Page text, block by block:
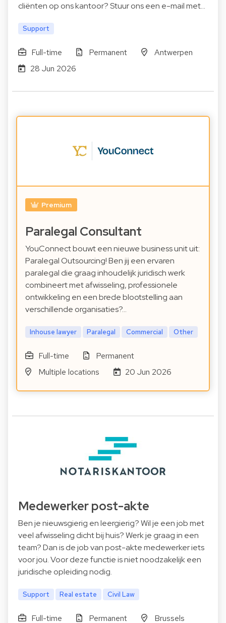
cliënten op ons kantoor? Stuur ons een e-mail met…
Support
Full-time Permanent
Antwerpen
28 Jun 2026
Premium
Paralegal Consultant
YouConnect bouwt een nieuwe business unit uit:
Paralegal Outsourcing! Ben jij een ervaren
paralegal die graag inhoudelijk juridisch werk
combineert met afwisseling, professionele
ontwikkeling en een brede blootstelling aan
verschillende organisaties?…
Inhouse lawyer Paralegal Commercial Other
Full-time
Permanent
Multiple locations
20 Jun 2026
Medewerker post-akte
Ben je nieuwsgierig en leergierig? Wil je een job met
veel afwisseling dicht bij huis? Werk je graag in een
team? Dan is de job van post-akte medewerker iets
voor jou. Voor deze functie is niet noodzakelijk een
juridische opleiding nodig.
Support Real estate Civil Law
Full-time Permanent Brussels